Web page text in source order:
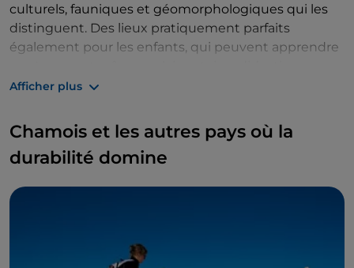
culturels, fauniques et géomorphologiques qui les
distinguent. Des lieux pratiquement parfaits
également pour les enfants, qui peuvent apprendre
ateliers et aux activités ludiques sur mesure pour
accompagner de guides naturalistes expérimentés
pour découvrir les particularités du territoire.
Afficher plus
Chamois et les autres pays où la
durabilité domine